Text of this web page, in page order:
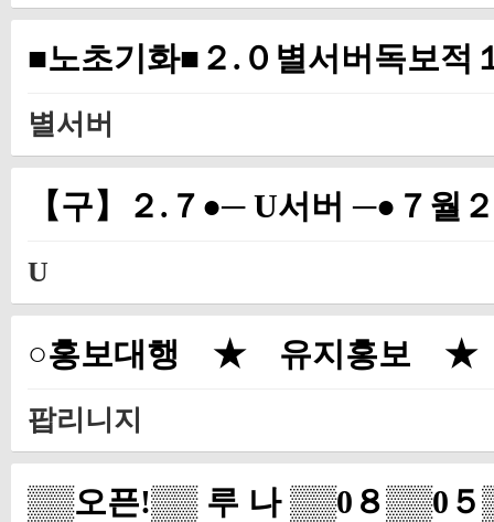
■노초기화■２.０별서버독보
별서버
【구】２.７●─ U서버 ─●７월
U
○홍보대행 ★ 유지홍보
팝리니지
▒▒오픈!▒▒ 루 나 ▒▒0８▒▒0